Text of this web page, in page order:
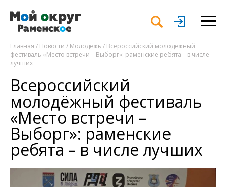
Главная / Новости / Молодёжь / Всероссийский молодёжный
фестиваль «Место встречи – Выборг»: раменские ребята – в числе
лучших
Всероссийский
молодёжный фестиваль
«Место встречи –
Выборг»: раменские
ребята – в числе лучших